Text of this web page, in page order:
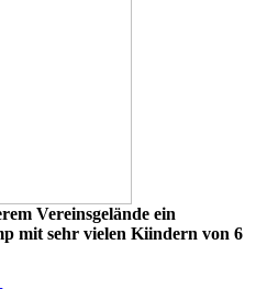
Vereinsgelände ein
mit sehr vielen Kiindern von 6